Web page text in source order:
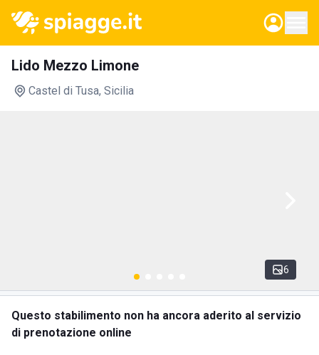
Lido Mezzo Limone
Castel di Tusa, Sicilia
6
Questo stabilimento non ha ancora aderito al servizio
di prenotazione online